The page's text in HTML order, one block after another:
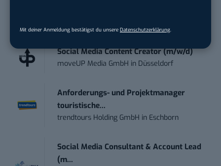
Mit deiner Anmeldung bestätigst du unsere Datenschutzerklärung
Social Media Content Creator (m/w/d)
moveUP Media GmbH in Düsseldorf
Anforderungs- und Projektmanager
touristische...
trendtours Holding GmbH in Eschborn
Social Media Consultant & Account Lead
(m...